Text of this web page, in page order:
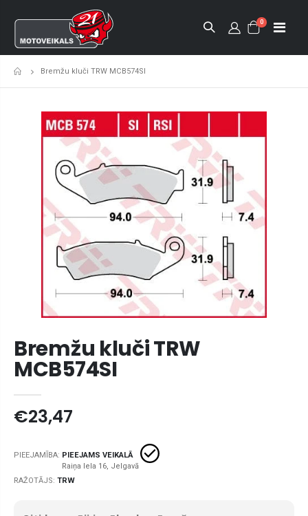
0
Sākumlapa
Bremžu kluči TRW MCB574SI
Bremžu kluči TRW
MCB574SI
€23,47
PIEEJAMĪBA: PIEEJAMS VEIKALĀ
RAŽOTĀJS: TRW